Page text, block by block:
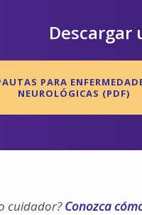
Descargar
PARA
NEUROLÓGICAS (PDF)
cuidador?Conozca